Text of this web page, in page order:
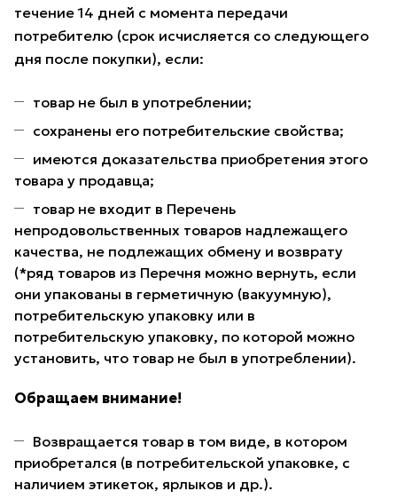
течение 14 дней с момента передачи
потребителю (срок исчисляется со следующего
дня после покупки), если:
товар не был в употреблении;
сохранены его потребительские свойства;
имеются доказательства приобретения этого
товара у продавца;
товар не входит в Перечень
непродовольственных товаров надлежащего
качества, не подлежащих обмену и возврату
(*ряд товаров из Перечня можно вернуть, если
они упакованы в герметичную (вакуумную),
потребительскую упаковку или в
потребительскую упаковку, по которой можно
установить, что товар не был в употреблении).
Обращаем внимание!
Возвращается товар в том виде, в котором
приобретался (в потребительской упаковке, с
наличием этикеток, ярлыков и др.).